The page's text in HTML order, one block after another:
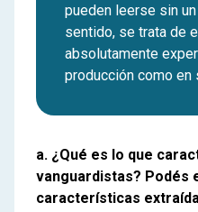
pueden leerse sin
sentido, se trata de
absolutamente
producción como en
a. ¿Qué es lo que
vanguardistas? Podés
características